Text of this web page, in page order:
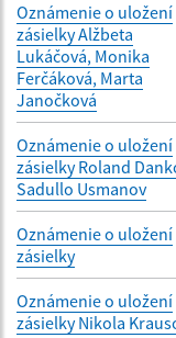
Oznámenie o uložení
zásielky Alžbeta
Lukáčová, Monika
Ferčáková, Marta
Janočková
Oznámenie o uložení
zásielky Roland
Sadullo Usmanov
Oznámenie o uložení
zásielky
Oznámenie o uložení
zásielky Nikola